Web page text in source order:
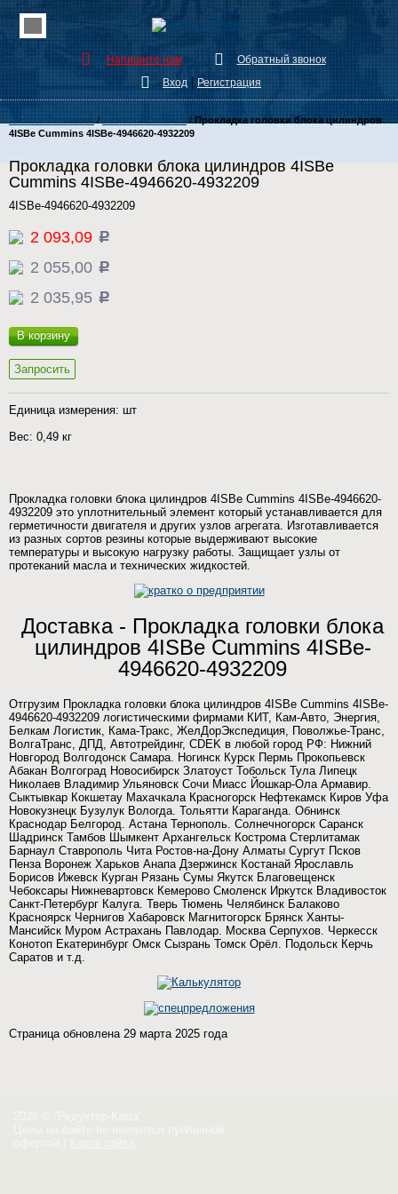
Напишите нам
Обратный звонок
Вход
Регистрация
Каталог Запчастей/запчасти Cummins/Прокладка головки блока цилиндров
4ISBe Cummins 4ISBe-4946620-4932209
Прокладка головки блока цилиндров 4ISBe
Cummins 4ISBe-4946620-4932209
4ISBe-4946620-4932209
2 093,09 c
2 055,00 c
2 035,95 c
В корзину
Запросить
Единица измерения: шт
Вес: 0,49 кг
Прокладка головки блока цилиндров 4ISBe Cummins 4ISBe-4946620-
4932209 это уплотнительный элемент который устанавливается для
герметичности двигателя и других узлов агрегата. Изготавливается
из разных сортов резины которые выдерживают высокие
температуры и высокую нагрузку работы. Защищает узлы от
протеканий масла и технических жидкостей.
Доставка - Прокладка головки блока
цилиндров 4ISBe Cummins 4ISBe-
4946620-4932209
Отгрузим Прокладка головки блока цилиндров 4ISBe Cummins 4ISBe-
4946620-4932209 логистическими фирмами КИТ, Кам-Авто, Энергия,
Белкам Логистик, Кама-Тракс, ЖелДорЭкспедиция, Поволжье-Транс,
ВолгаТранс, ДПД, Автотрейдинг, CDEK в любой город РФ: Нижний
Новгород Волгодонск Самара. Ногинск Курск Пермь Прокопьевск
Абакан Волгоград Новосибирск Златоуст Тобольск Тула Липецк
Николаев Владимир Ульяновск Сочи Миасс Йошкар-Ола Армавир.
Сыктывкар Кокшетау Махачкала Красногорск Нефтекамск Киров Уфа
Новокузнецк Бузулук Вологда. Тольятти Караганда. Обнинск
Краснодар Белгород. Астана Тернополь. Солнечногорск Саранск
Шадринск Тамбов Шымкент Архангельск Кострома Стерлитамак
Барнаул Ставрополь Чита Ростов-на-Дону Алматы Сургут Псков
Пенза Воронеж Харьков Анапа Дзержинск Костанай Ярославль
Борисов Ижевск Курган Рязань Сумы Якутск Благовещенск
Чебоксары Нижневартовск Кемерово Смоленск Иркутск Владивосток
Санкт-Петербург Калуга. Тверь Тюмень Челябинск Балаково
Красноярск Чернигов Хабаровск Магнитогорск Брянск Ханты-
Мансийск Муром Астрахань Павлодар. Москва Серпухов. Черкесск
Конотоп Екатеринбург Омск Сызрань Томск Орёл. Подольск Керчь
Саратов и т.д.
Страница обновлена 29 марта 2025 года